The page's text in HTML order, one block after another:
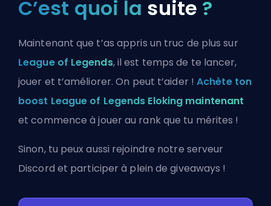
C’est quoi la suite ?
Maintenant que t’as appris un truc de plus sur
League of Legends, il est temps de te lancer,
jouer et t’améliorer. On peut t’aider !Achète ton
boost League of Legends Eloking maintenant
et commence à jouer au rank que tu mérites !
Sinon, tu peux aussi rejoindre notre serveur
Discord et participer à plein de giveaways !